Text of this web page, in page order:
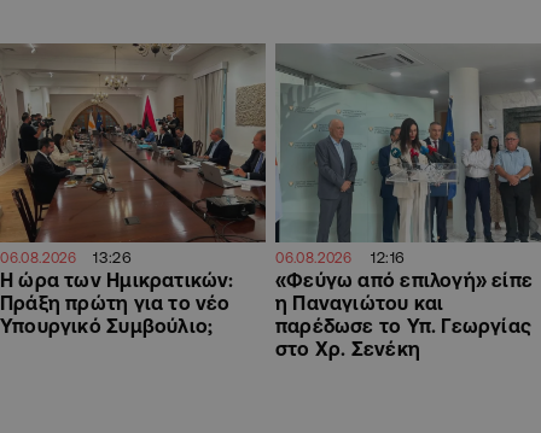
06.08.2026 13:26
Η ώρα των Ημικρατικών:
Πράξη πρώτη για το νέο
Υπουργικό Συμβούλιο;
06.08.2026 12:16
«Φεύγω από επιλογή» είπε
η Παναγιώτου και
παρέδωσε το Υπ. Γεωργίας
στο Χρ. Σενέκη